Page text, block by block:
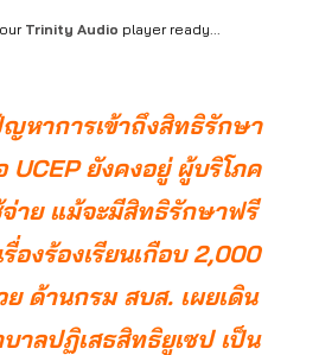
Trinity Audio player ready...
หาการเข้าถึงสิทธิรักษา
UCEP ยังคงอยู่ ผู้บริโภค
าย แม้จะมีสิทธิรักษาฟรี
องร้องเรียนเกือบ 2,000
ด้านกรม สบส. เผยเดิน
าลปฏิเสธสิทธิยูเซป เป็น